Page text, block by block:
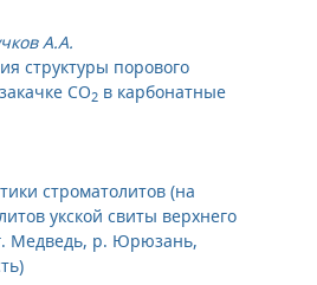
А.А.
структуры порового
CO2 в карбонатные
строматолитов (на
укской свиты верхнего
Медведь, р. Юрюзань,